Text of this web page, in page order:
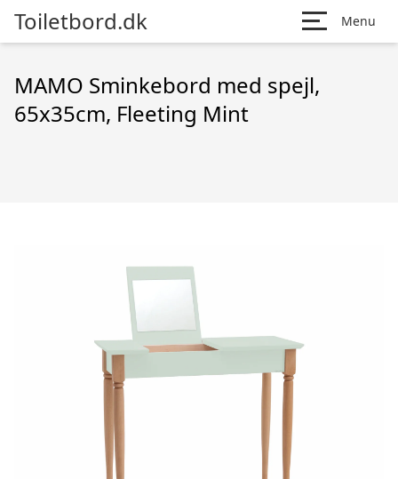
Toiletbord.dk Menu
MAMO Sminkebord med spejl,
65x35cm, Fleeting Mint